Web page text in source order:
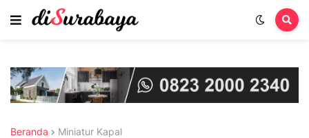
Beranda Miniatur Kapal